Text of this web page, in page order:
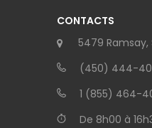
CONTACTS
5479 Ramsay,
(450) 444-
1 (855) 464-
De 8h00 à